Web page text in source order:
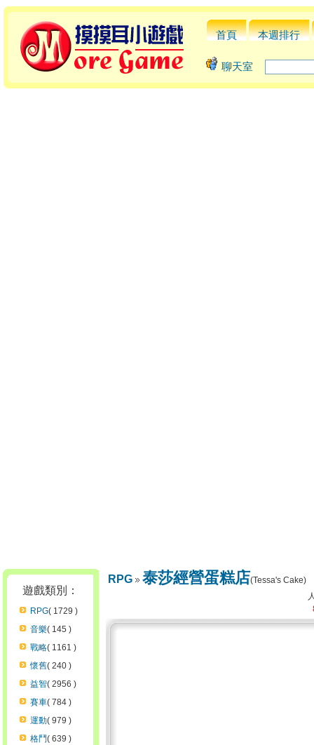
首頁 本週排行
聊天室
遊戲類別：
RPG( 1729 )
音樂( 145 )
戰略( 1161 )
懷舊( 240 )
益智( 2956 )
賽車( 784 )
運動( 979 )
格鬥( 639 )
RPG 泰莎經營蛋糕店(Tessa's Cake)